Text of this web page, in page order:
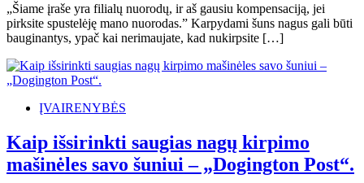
„Šiame įraše yra filialų nuorodų, ir aš gausiu kompensaciją, jei
pirksite spustelėję mano nuorodas.” Karpydami šuns nagus gali būti
bauginantys, ypač kai nerimaujate, kad nukirpsite […]
ĮVAIRENYBĖS
Kaip išsirinkti saugias nagų kirpimo
mašinėles savo šuniui – „Dogington Post“.